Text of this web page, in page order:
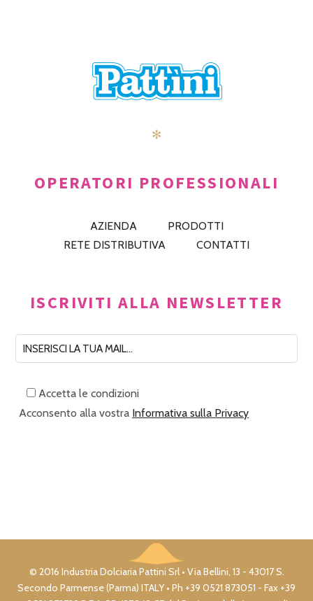
✻
OPERATORI PROFESSIONALI
AZIENDA
PRODOTTI
RETE DISTRIBUTIVA
CONTATTI
ISCRIVITI ALLA NEWSLETTER
Accetta le condizioni
Acconsento alla vostra Informativa sulla Privacy
© 2016 Industria Dolciaria Pattini Srl • Via Bellini, 13 - 43017 S.
Secondo Parmense (Parma) ITALY • Ph +39 0521 873051 - Fax +39